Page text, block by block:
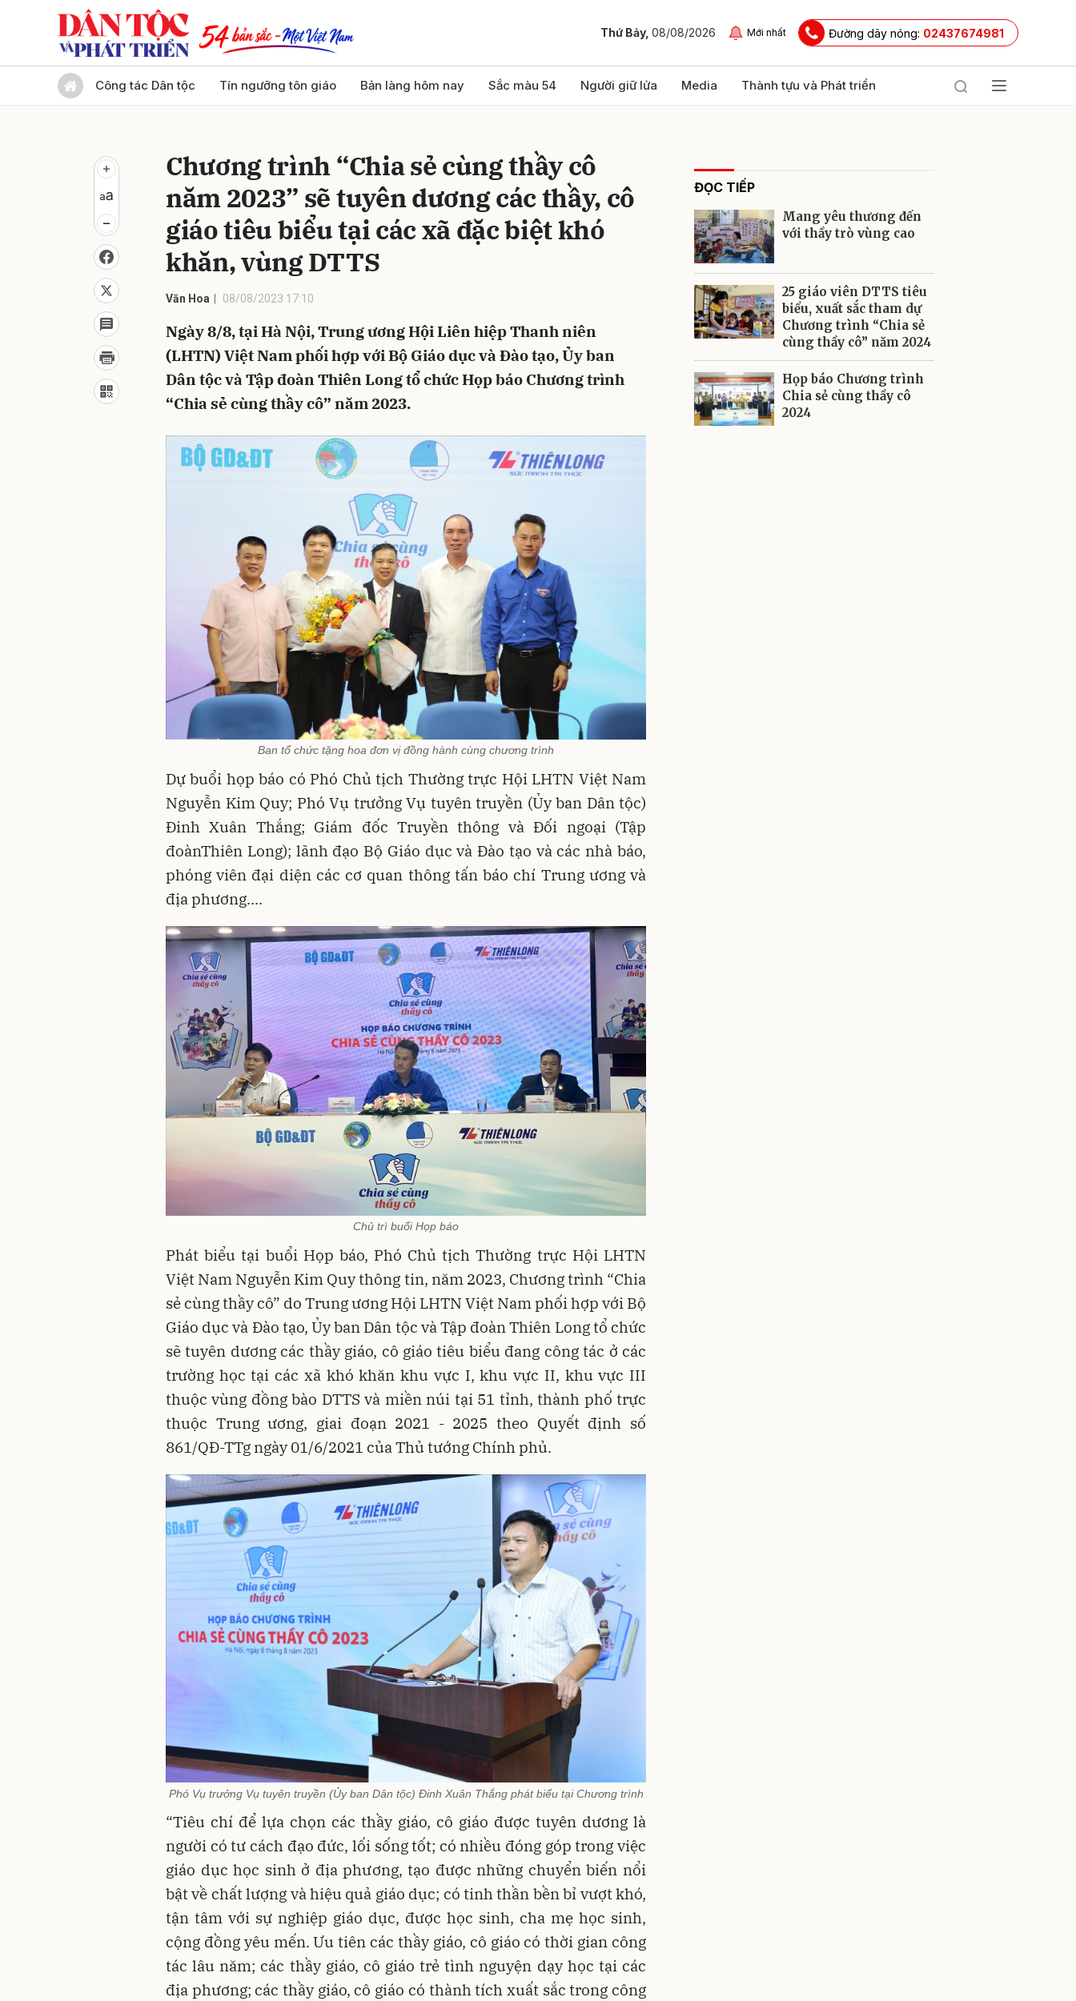
Thứ Bảy, 08/08/2026 Mới nhất Đường dây nóng: 02437674981
Công tác Dân tộc Tín ngưỡng tôn giáo Bản làng hôm nay Sắc màu 54 Người giữ lửa Media Thành tựu và Phát triển
Chương trình “Chia sẻ cùng thầy cô
năm 2023” sẽ tuyên dương các thầy, cô
giáo tiêu biểu tại các xã đặc biệt khó
khăn, vùng DTTS
Văn Hoa 08/08/2023 17:10
Ngày 8/8, tại Hà Nội, Trung ương Hội Liên hiệp Thanh niên
(LHTN) Việt Nam phối hợp với Bộ Giáo dục và Đào tạo, Ủy ban
Dân tộc và Tập đoàn Thiên Long tổ chức Họp báo Chương trình
“Chia sẻ cùng thầy cô” năm 2023.
Ban tổ chức tặng hoa đơn vị đồng hành cùng chương trình
Dự buổi họp báo có Phó Chủ tịch Thường trực Hội LHTN Việt Nam
Nguyễn Kim Quy; Phó Vụ trưởng Vụ tuyên truyền (Ủy ban Dân tộc)
Đinh Xuân Thắng; Giám đốc Truyền thông và Đối ngoại (Tập
đoànThiên Long); lãnh đạo Bộ Giáo dục và Đào tạo và các nhà báo,
phóng viên đại diện các cơ quan thông tấn báo chí Trung ương và
địa phương....
Chủ trì buổi Họp báo
Phát biểu tại buổi Họp báo, Phó Chủ tịch Thường trực Hội LHTN
Việt Nam Nguyễn Kim Quy thông tin, năm 2023, Chương trình “Chia
sẻ cùng thầy cô” do Trung ương Hội LHTN Việt Nam phối hợp với Bộ
Giáo dục và Đào tạo, Ủy ban Dân tộc và Tập đoàn Thiên Long tổ chức
sẽ tuyên dương các thầy giáo, cô giáo tiêu biểu đang công tác ở các
trường học tại các xã khó khăn khu vực I, khu vực II, khu vực III
thuộc vùng đồng bào DTTS và miền núi tại 51 tỉnh, thành phố trực
thuộc Trung ương, giai đoạn 2021 - 2025 theo Quyết định số
861/QĐ-TTg ngày 01/6/2021 của Thủ tướng Chính phủ.
Phó Vụ trưởng Vụ tuyên truyền (Ủy ban Dân tộc) Đinh Xuân Thắng phát biểu tại Chương trình
“Tiêu chí để lựa chọn các thầy giáo, cô giáo được tuyên dương là
người có tư cách đạo đức, lối sống tốt; có nhiều đóng góp trong việc
giáo dục học sinh ở địa phương, tạo được những chuyển biến nổi
bật về chất lượng và hiệu quả giáo dục; có tinh thần bền bỉ vượt khó,
tận tâm với sự nghiệp giáo dục, được học sinh, cha mẹ học sinh,
cộng đồng yêu mến. Ưu tiên các thầy giáo, cô giáo có thời gian công
tác lâu năm; các thầy giáo, cô giáo trẻ tình nguyện dạy học tại các
địa phương; các thầy giáo, cô giáo có thành tích xuất sắc trong công
ĐỌC TIẾP
Mang yêu thương đến
với thầy trò vùng cao
25 giáo viên DTTS tiêu
biểu, xuất sắc tham dự
Chương trình “Chia sẻ
cùng thầy cô” năm 2024
Họp báo Chương trình
Chia sẻ cùng thầy cô
2024
Gửi bình luận
Gửi